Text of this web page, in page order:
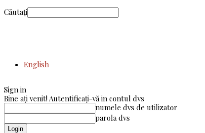
Căutați
English
Sign in
Bine ați venit! Autentificați-vă in contul dvs
numele dvs de utilizator
parola dvs